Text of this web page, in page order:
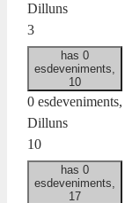
Dilluns
3
has 0
esdeveniments,
10
0 esdeveniments,
Dilluns
10
has 0
esdeveniments,
17